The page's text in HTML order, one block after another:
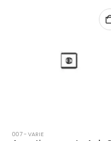
007 - VARIE